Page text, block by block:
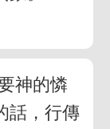
神的憐
話，行傳